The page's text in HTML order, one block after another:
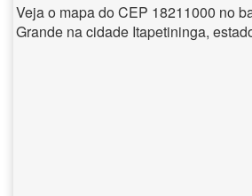
Veja o mapa do CEP 18211000 no
Grande na cidade Itapetininga,